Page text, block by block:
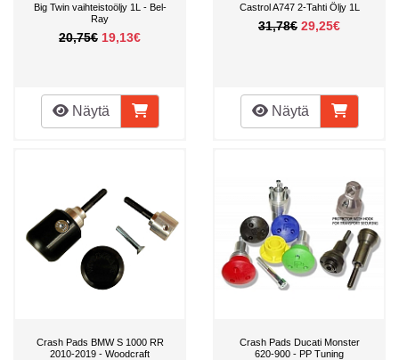
Big Twin vaihteistoöljy 1L - Bel-
Ray
20,75€ 19,13€
Näytä
Castrol A747 2-Tahti Öljy 1L
31,78€ 29,25€
Näytä
Crash Pads BMW S 1000 RR
2010-2019 - Woodcraft
Crash Pads Ducati Monster
620-900 - PP Tuning